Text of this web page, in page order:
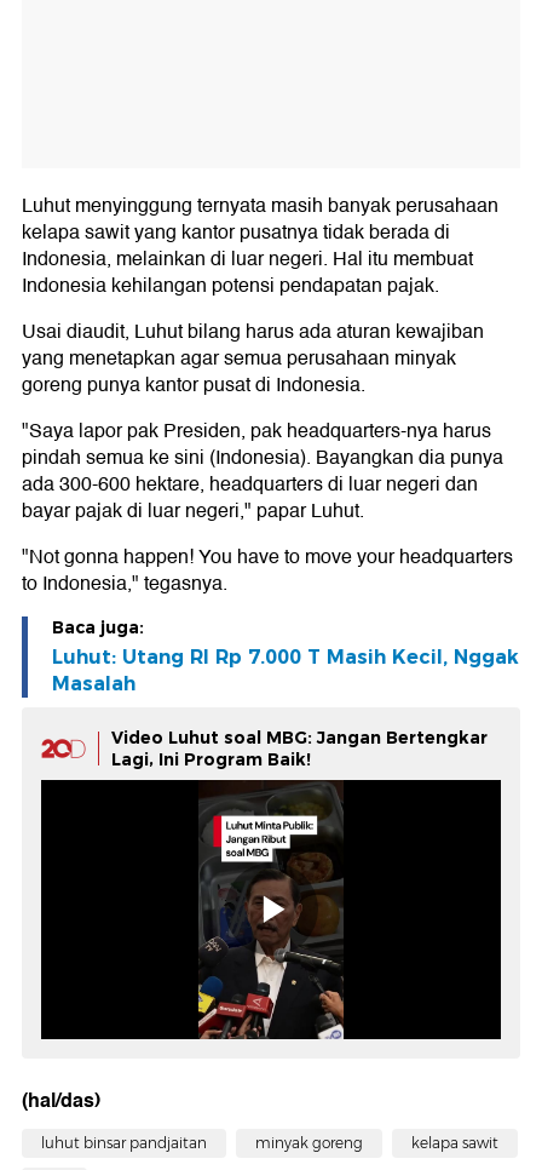
Luhut menyinggung ternyata masih banyak perusahaan
kelapa sawit yang kantor pusatnya tidak berada di
Indonesia, melainkan di luar negeri. Hal itu membuat
Indonesia kehilangan potensi pendapatan pajak.
Usai diaudit, Luhut bilang harus ada aturan kewajiban
yang menetapkan agar semua perusahaan minyak
goreng punya kantor pusat di Indonesia.
"Saya lapor pak Presiden, pak headquarters-nya harus
pindah semua ke sini (Indonesia). Bayangkan dia punya
ada 300-600 hektare, headquarters di luar negeri dan
bayar pajak di luar negeri," papar Luhut.
"Not gonna happen! You have to move your headquarters
to Indonesia," tegasnya.
Baca juga:
Luhut: Utang RI Rp 7.000 T Masih Kecil, Nggak
Masalah
Video Luhut soal MBG: Jangan Bertengkar
Lagi, Ini Program Baik!
(hal/das)
luhut binsar pandjaitan minyak goreng kelapa sawit